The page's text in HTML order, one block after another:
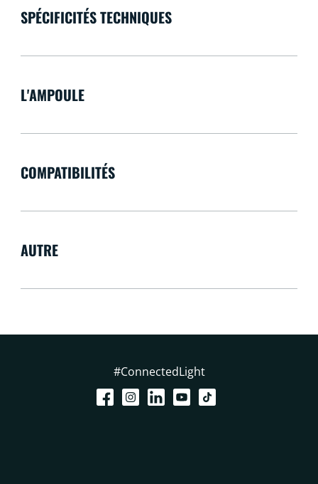
SPÉCIFICITÉS TECHNIQUES
L'AMPOULE
COMPATIBILITÉS
AUTRE
#ConnectedLight